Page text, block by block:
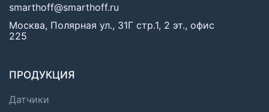
smarthoff@smarthoff.ru
Москва, Полярная ул., 31Г стр.1, 2 эт., офис
225
ПРОДУКЦИЯ
Датчики